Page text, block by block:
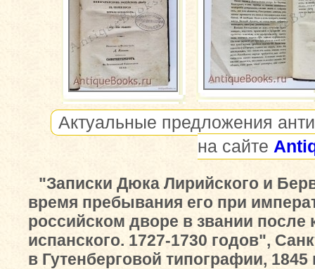
Актуальные предложения
на сайте
"Записки Дюка Лирийского и
время пребывания его при
российском дворе в звании после
испанского. 1727-1730 годов",
в Гутенберговой типографии, 1845